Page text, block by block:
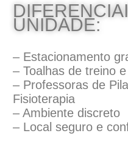
UNIDADE:
– Estacionamento
– Toalhas de treino
– Professoras de
Fisioterapia
– Ambiente discreto
– Local seguro e